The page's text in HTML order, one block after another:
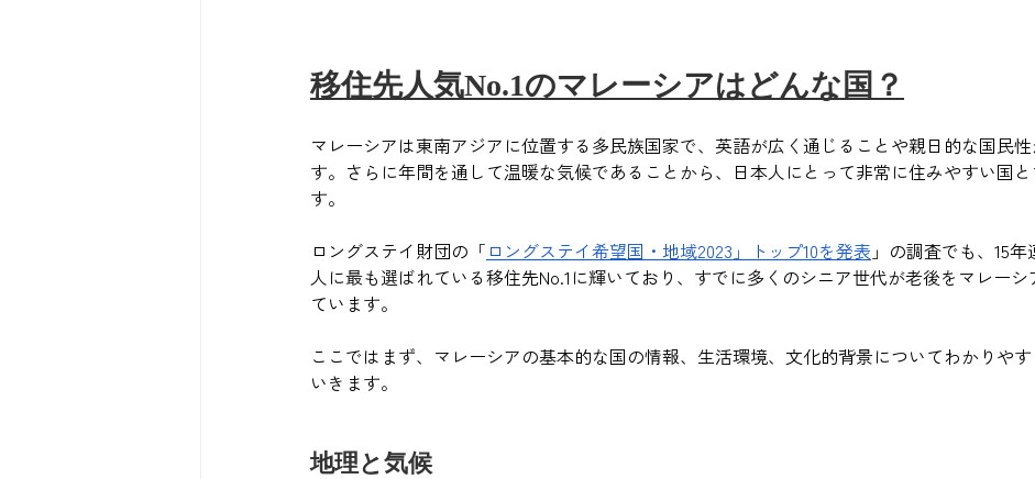
移住先人気No.1のマレーシアはどんな国？
マレーシアは東南アジアに位置する多民族国家で、英語が広く通じることや親日的な国民
す。さらに年間を通して温暖な気候であることから、日本人にとって非常に住みやすい国
す。
ロングステイ財団の「 ロングステイ希望国・地域2023」トップ10を発表 」の調査でも、15
人に最も選ばれている移住先No.1に輝いており、すでに多くのシニア世代が老後をマレーシ
ています。
ここではまず、マレーシアの基本的な国の情報、生活環境、文化的背景についてわかりや
いきます。
地理と気候